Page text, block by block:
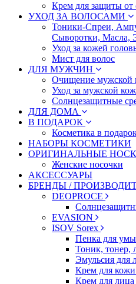
Крем для защиты от
УХОД ЗА ВОЛОСАМИ
Тоники-Спреи,
Сыворотки, Масла,
Уход за кожей
Мист для волос
ДЛЯ МУЖЧИН
Очищение мужской
Уход за мужской
Солнцезащитные
ДЛЯ ДОМА
В ПОДАРОК
Косметика в
НАБОРЫ КОСМЕТИКИ
ОРИГИНАЛЬНЫЕ
Женские носочки
АКСЕССУАРЫ
БРЕНДЫ /
DEOPROCE
EVASION
ISOV Sorex
Пенка для
Тоник, тонер,
Эмульсия для
Крем для кожи
Крем для лица